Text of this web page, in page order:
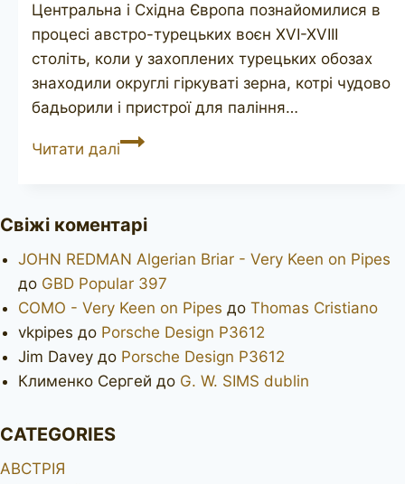
Центральна і Східна Європа познайомилися в
процесі австро-турецьких воєн XVI-XVIII
століть, коли у захоплених турецьких обозах
знаходили округлі гіркуваті зерна, котрі чудово
бадьорили і пристрої для паління…
Читати даліADLER
Свіжі коментарі
JOHN REDMAN Algerian Briar - Very Keen on Pipes
до GBD Popular 397
COMO - Very Keen on Pipes до Thomas Cristiano
vkpipes до Porsche Design P3612
Jim Davey до Porsche Design P3612
Клименко Сергей до G. W. SIMS dublin
CATEGORIES
АВСТРІЯ